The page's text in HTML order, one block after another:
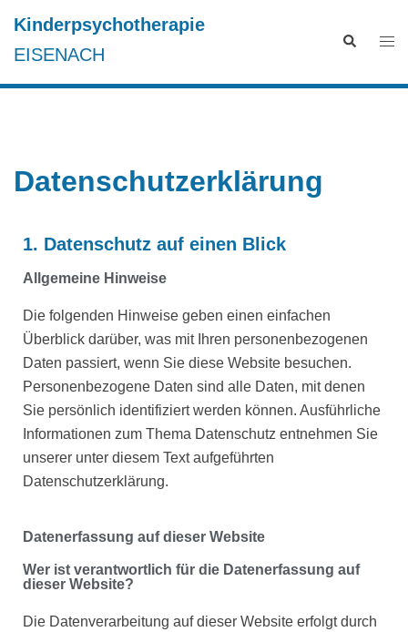
Kinderpsychotherapie
EISENACH
Datenschutzerklärung
1. Datenschutz auf einen Blick
Allgemeine Hinweise
Die folgenden Hinweise geben einen einfachen
Überblick darüber, was mit Ihren personenbezogenen
Daten passiert, wenn Sie diese Website besuchen.
Personenbezogene Daten sind alle Daten, mit denen
Sie persönlich identifiziert werden können. Ausführliche
Informationen zum Thema Datenschutz entnehmen Sie
unserer unter diesem Text aufgeführten
Datenschutzerklärung.
Datenerfassung auf dieser Website
Wer ist verantwortlich für die Datenerfassung auf
dieser Website?
Die Datenverarbeitung auf dieser Website erfolgt durch